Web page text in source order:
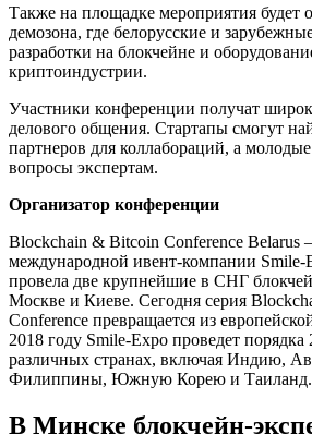
Также на площадке мероприятия будет
демозона, где белорусские и
разработки на блокчейне и
криптоиндустрии.
Участники конференции получат
делового общения. Стартапы смогут
партнеров для коллабораций, а
вопросы экспертам.
Организатор конференции
Blockchain & Bitcoin Conference Belarus
международной ивент-компании Smile-
провела две крупнейшие в СНГ
Москве и Киеве. Сегодня серия
Conference превращается из
2018 году Smile-Expo проведет порядка
различных странах, включая Индию,
Филиппины, Южную Корею и Таиланд.
В Минске блокчейн-